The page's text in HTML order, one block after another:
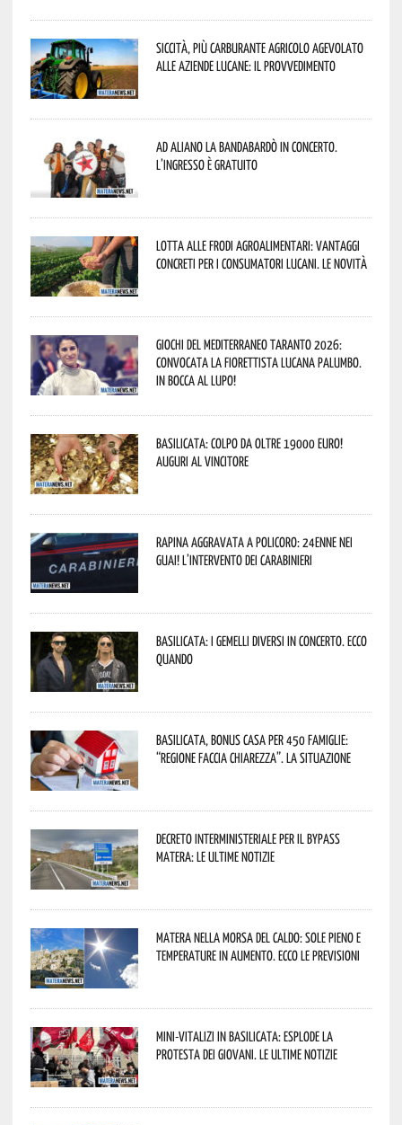
Siccità, più carburante agricolo agevolato
alle aziende lucane: il provvedimento
Ad Aliano la Bandabardò in concerto.
L’ingresso è gratuito
Lotta alle frodi agroalimentari: vantaggi
concreti per i consumatori lucani. Le novità
Giochi del Mediterraneo Taranto 2026:
convocata la fiorettista lucana Palumbo.
In bocca al lupo!
Basilicata: colpo da oltre 19000 Euro!
Auguri al vincitore
Rapina aggravata a Policoro: 24enne nei
guai! L’intervento dei Carabinieri
Basilicata: i Gemelli DiVersi in concerto. Ecco
quando
Basilicata, Bonus casa per 450 famiglie:
“Regione faccia chiarezza”. La situazione
Decreto interministeriale per il Bypass
Matera: le ultime notizie
Matera nella morsa del caldo: sole pieno e
temperature in aumento. Ecco le previsioni
Mini-vitalizi in Basilicata: esplode la
protesta dei giovani. Le ultime notizie